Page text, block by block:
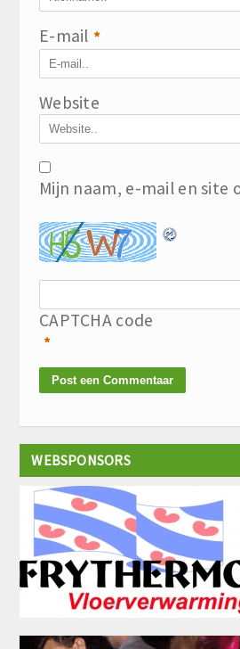
E-mail *
Website
Mijn naam, e-mail en site
CAPTCHA code
*
WEBSPONSORS